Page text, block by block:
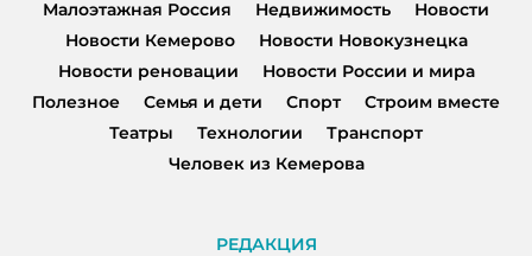
Малоэтажная Россия
Недвижимость
Новости
Новости Кемерово
Новости Новокузнецка
Новости реновации
Новости России и мира
Полезное
Семья и дети Спорт
Строим вместе
Театры
Технологии
Транспорт
Человек из Кемерова
РЕДАКЦИЯ